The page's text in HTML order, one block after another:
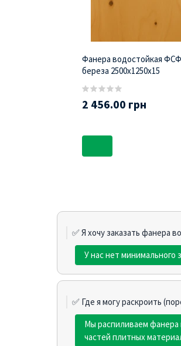
Фанера водостойкая
береза 2500х1250х15
2 456.00 грн
✅ Я хочу заказать фанера
У нас нет минимального
✅ Где я могу раскроить
Мы распиливаем фанера
частей плитных